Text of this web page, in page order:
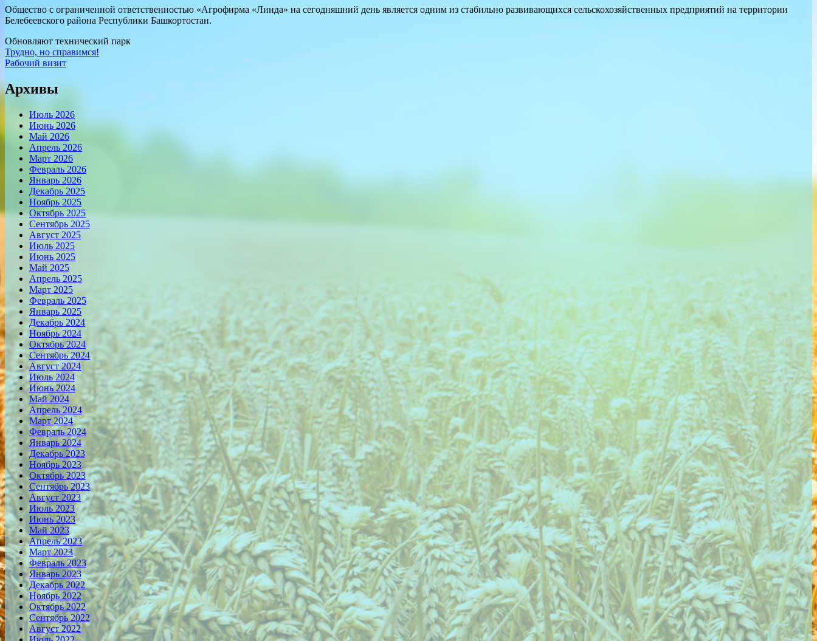
Общество с ограниченной ответственностью «Агрофирма «Линда» на сегодняшний день является одним из стабильно развивающихся сельскохозяйственных предприятий на территории
Белебеевского района Республики Башкортостан.
Обновляют технический парк
Навигация
по
записям
Трудно, но справимся!
Рабочий визит
Архивы
Июль 2026
Июнь 2026
Май 2026
Апрель 2026
Март 2026
Февраль 2026
Январь 2026
Декабрь 2025
Ноябрь 2025
Октябрь 2025
Сентябрь 2025
Август 2025
Июль 2025
Июнь 2025
Май 2025
Апрель 2025
Март 2025
Февраль 2025
Январь 2025
Декабрь 2024
Ноябрь 2024
Октябрь 2024
Сентябрь 2024
Август 2024
Июль 2024
Июнь 2024
Май 2024
Апрель 2024
Март 2024
Февраль 2024
Январь 2024
Декабрь 2023
Ноябрь 2023
Октябрь 2023
Сентябрь 2023
Август 2023
Июль 2023
Июнь 2023
Май 2023
Апрель 2023
Март 2023
Февраль 2023
Январь 2023
Декабрь 2022
Ноябрь 2022
Октябрь 2022
Сентябрь 2022
Август 2022